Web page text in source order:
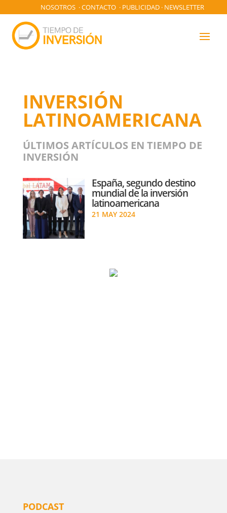
NOSOTROS ·CONTACTO · PUBLICIDAD · NEWSLETTER
INVERSIÓN
LATINOAMERICANA
ÚLTIMOS ARTÍCULOS EN TIEMPO DE
INVERSIÓN
España, segundo destino
mundial de la inversión
latinoamericana
21 MAY 2024
PODCAST